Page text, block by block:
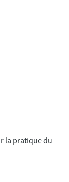
la pratique du